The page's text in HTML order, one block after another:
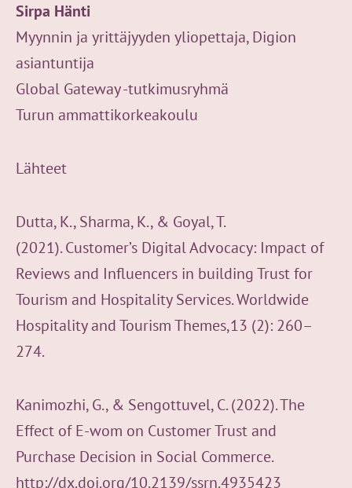
Sirpa Hänti
Myynnin ja yrittäjyyden yliopettaja, Digion
asiantuntija
Global Gateway -tutkimusryhmä
Turun ammattikorkeakoulu
Lähteet
Dutta, K., Sharma, K., & Goyal, T.
(2021).Customer’s Digital Advocacy: Impact of
Reviews and Influencers in building Trust for
Tourism and Hospitality Services. Worldwide
Hospitality and Tourism Themes,13 (2): 260–
274.
Kanimozhi, G., & Sengottuvel, C. (2022). The
Effect of E-wom on Customer Trust and
Purchase Decision in Social Commerce.
http://dx.doi.org/10.2139/ssrn.4935423